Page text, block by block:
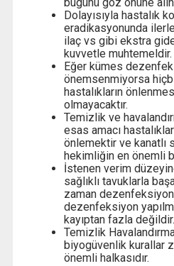
Dolayısıyla hastalık
eradikasyonunda
ilaç vs gibi ekstra
kuvvetle muhtemeldir.
Eğer kümes
önemsenmiyorsa
hastalıkların
olmayacaktır.
Temizlik ve
esas amacı
önlemektir ve kanatlı
hekimliğin en önemli
İstenen verim
sağlıklı tavuklarla
zaman
dezenfeksiyon
kayıptan fazla değildir.
Temizlik
biyogüvenlik kurallar
önemli halkasıdır.